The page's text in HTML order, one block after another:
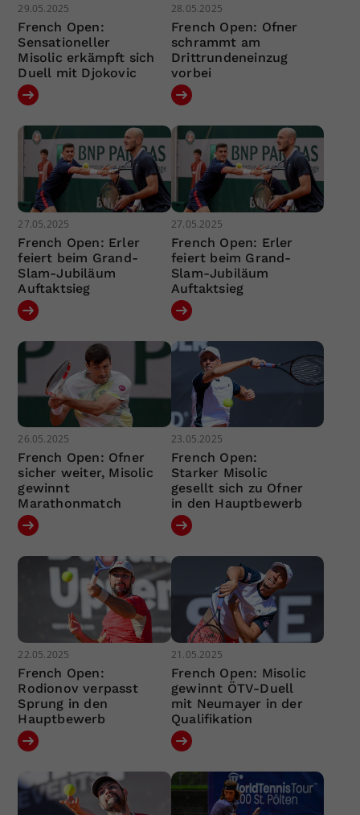
29.05.2025
French Open:
Sensationeller
Misolic erkämpft sich
Duell mit Djokovic
28.05.2025
French Open: Ofner
schrammt am
Drittrundeneinzug
vorbei
27.05.2025
French Open: Erler
feiert beim Grand-
Slam-Jubiläum
Auftaktsieg
27.05.2025
French Open: Erler
feiert beim Grand-
Slam-Jubiläum
Auftaktsieg
26.05.2025
French Open: Ofner
sicher weiter, Misolic
gewinnt
Marathonmatch
23.05.2025
French Open:
Starker Misolic
gesellt sich zu Ofner
in den Hauptbewerb
22.05.2025
French Open:
Rodionov verpasst
Sprung in den
Hauptbewerb
21.05.2025
French Open: Misolic
gewinnt ÖTV-Duell
mit Neumayer in der
Qualifikation